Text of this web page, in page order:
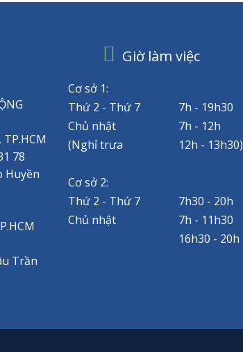
78
Huyền
Trần
Giờ làm việc
Cơ sở 1:
Thứ 2 - Thứ 7
7h - 19h30
Chủ nhật
7h - 12h
(Nghỉ trưa
12h - 13h30)
Cơ sở 2:
Thứ 2 - Thứ 7
7h30 - 20h
Chủ nhật
7h - 11h30
16h30 - 20h